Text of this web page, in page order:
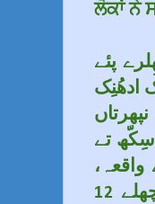
ਲੋਕਾਂ ਨੇ
پئے
ادھُنِک
سِکّھ تے
کرتارپور صاحِب ہِندُوستانی سرحد توں نظر وی آؤدا ہے. پچھلے 12